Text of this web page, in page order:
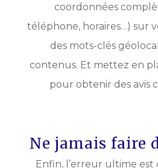
coordonnées
téléphone, horaires…) sur
des mots-clés
contenus. Et mettez en
pour obtenir des avis
Ne jamais faire
Enfin, l’erreur ultime est